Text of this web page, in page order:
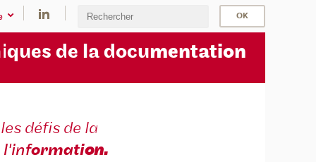
ques de la documentation
défis de la
l'information.